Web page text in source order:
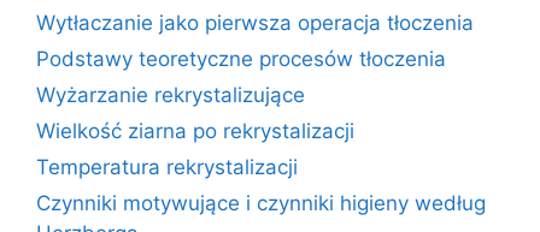
Wytłaczanie jako pierwsza operacja tłoczenia
Podstawy teoretyczne procesów tłoczenia
Wyżarzanie rekrystalizujące
Wielkość ziarna po rekrystalizacji
Temperatura rekrystalizacji
Czynniki motywujące i czynniki higieny według